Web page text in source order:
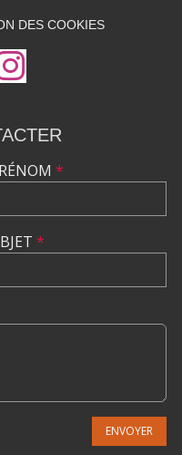
DES COOKIES
*
*
ENVOYER